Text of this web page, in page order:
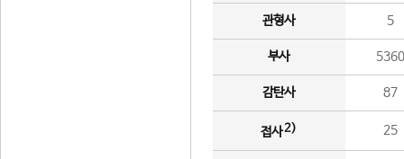
관형사 5
부사 5360
감탄사 87
접사2) 25